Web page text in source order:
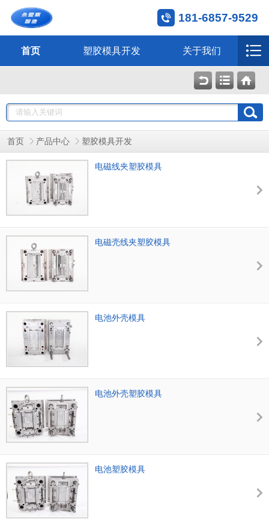
181-6857-9529
首页 塑胶模具开发 关于我们
首页 产品中心 塑胶模具开发
电磁线夹塑胶模具
电磁壳线夹塑胶模具
电池外壳模具
电池外壳塑胶模具
电池塑胶模具